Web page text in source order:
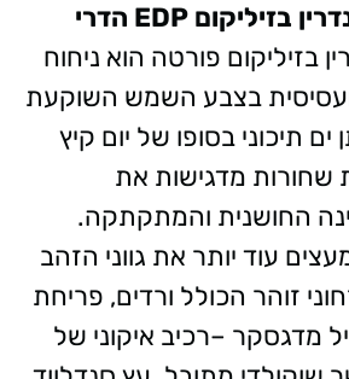
מנדרין בזיליקום EDP הדרי
בזיליקום פורטה הוא ניחוח
ועסיסית בצבע השמש השוקעת
תיכוני בסופו של יום קיץ
שחורות מדגישות את
החושנית והמתקתקה.
עוד יותר את גווני הזהב
זוהר הכולל ורדים, פריחת
מדגסקר –רכיב איקוני של